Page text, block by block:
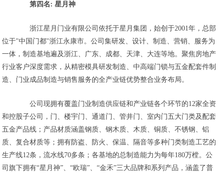
第四名: 星月神
浙江星月门业有限公司依托于星月集团，始创于2001年，总部
位于"中国门都"浙江永康市。公司集研发、设计、制造、营销、服务为
一体，制造基地遍及浙江、广东、成都、天津、大连等地。聚焦房地产
行业客户深度需求，从精密模具研发制造、中高端门锁与五金配套件制
造、门业成品制造与销售服务的全产业链优势整合业务布局。
公司现拥有覆盖门业制造供应链和产业链各个环节的12家全资
和控股子公司，门、楼宇门、通道门、管井门、室内门五大门类及配套
五金产品线；产品材质涵盖钢质、钢木质、木质、铜质、不锈钢、铝
质、复合材质等；拥有防盗、防火、保温、隔音等多种门类制造工艺的
生产线12条，流水线70多条；各基地的总制造能力为每年180万樘。公
司旗下拥有“星月神”、“欧瑞”、“金禾”三大品牌和系列产品，涵盖了普